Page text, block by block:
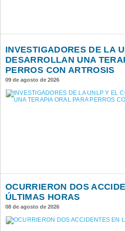
INVESTIGADORES DE LA
DESARROLLAN UNA
PERROS CON ARTROSIS
09 de agosto de 2026
OCURRIERON DOS
ÚLTIMAS HORAS
08 de agosto de 2026